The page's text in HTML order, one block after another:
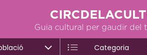
Guia cultural per gaudir del
Categoria